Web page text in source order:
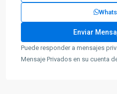
Puede responder a mensajes
Mensaje Privados en su cuenta